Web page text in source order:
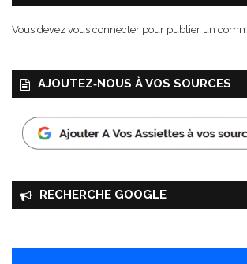
Vous devez vous connecter pour publier un
AJOUTEZ‑NOUS À VOS SOURCES
RECHERCHE GOOGLE